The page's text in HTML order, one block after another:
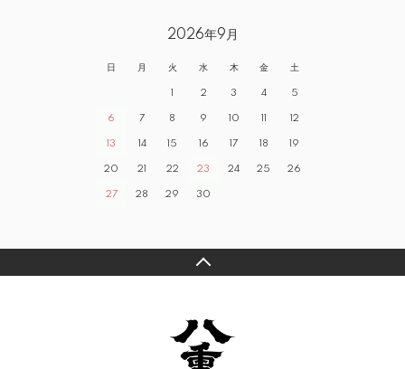
2026年9月
日 月 火 水 木 金 土
1 2 3 4 5
6 7 8 9 10 11 12
13 14 15 16 17 18 19
20 21 22 23 24 25 26
27 28 29 30